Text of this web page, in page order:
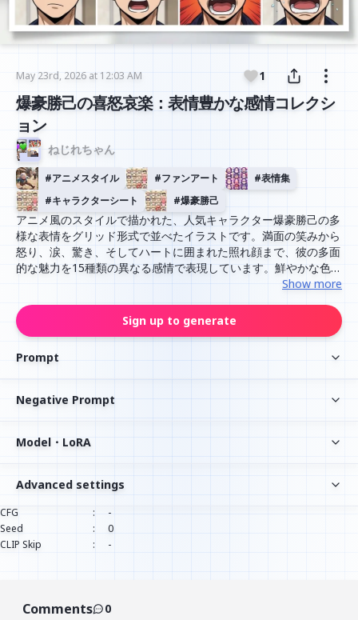
May 23rd, 2026 at 12:03 AM 1
爆豪勝己の喜怒哀楽：表情豊かな感情コレクシ
ョン
ねじれちゃん
#アニメスタイル #ファンアート #表情集
#キャラクターシート #爆豪勝己
アニメ風のスタイルで描かれた、人気キャラクター爆豪勝己の多
様な表情をグリッド形式で並べたイラストです。満面の笑みから
怒り、涙、驚き、そしてハートに囲まれた照れ顔まで、彼の多面
的な魅力を15種類の異なる感情で表現しています。鮮やかな色彩
と繊細なラインで、キャラクターの個性が際立つデザインになっ
Show more
Sign up to generate
Prompt
Negative Prompt
Model・LoRA
Advanced settings
CFG :
-
Seed
:
0
CLIP Skip
: -
Comments 0